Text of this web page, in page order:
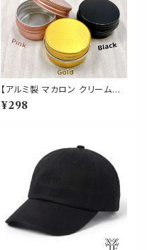
【アルミ製 マカロン クリームケ
ース 】 25g ピンク ゴールド ブ
ラック アルミ クリーム缶 コンテ
品 コスメ 旅行 収納
¥298